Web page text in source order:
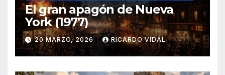
El gran apagón de Nueva
York (1977)
20 MARZO, 2026 RICARDO VIDAL